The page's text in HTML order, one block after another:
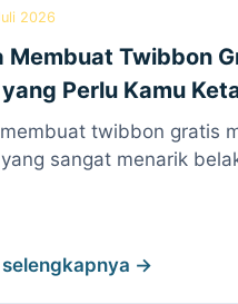
2026
Membuat Twibbon
Perlu Kamu
twibbon gratis
sangat menarik
selengkapnya →